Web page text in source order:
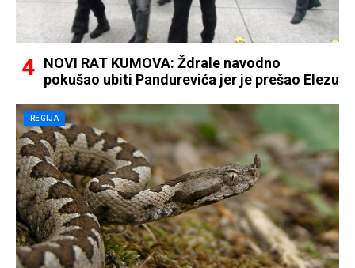
NOVI RAT KUMOVA: Ždrale navodno
pokušao ubiti Pandurevića jer je prešao Elezu
REGIJA